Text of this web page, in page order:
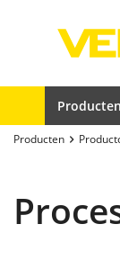
Producten
Producten